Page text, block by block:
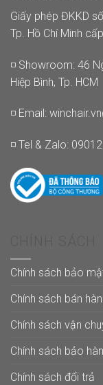
Giấy phép ĐKKD
Tp. Hồ Chí Minh
◽ Showroom: 46
Hiệp Bình, Tp. HCM
◽ Email:
◽ Tel & Zalo:
Chính sách bảo
Chính sách bán
Chính sách vận
Chính sách bảo
Chính sách đổi trả